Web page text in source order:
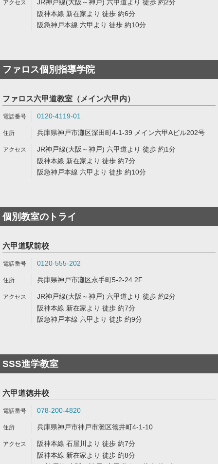
JR神戸線(大阪～神戸) 六甲道より 徒歩 約2分
阪神本線 新在家より 徒歩 約6分
阪急神戸本線 六甲より 徒歩 約10分
ファロス個別指導学院
ファロス六甲道教室（メイン六甲内）
0120-4119-01
兵庫県神戸市灘区深田町4-1-39 メイン六甲Aビル202号
JR神戸線(大阪～神戸) 六甲道より 徒歩 約1分
阪神本線 新在家より 徒歩 約7分
阪急神戸本線 六甲より 徒歩 約10分
個別教室のトライ
六甲道駅前校
0120-555-202
兵庫県神戸市灘区永手町5-2-24 2F
JR神戸線(大阪～神戸) 六甲道より 徒歩 約2分
阪神本線 新在家より 徒歩 約7分
阪急神戸本線 六甲より 徒歩 約9分
SSS進学教室
六甲道徳井校
078-200-4820
兵庫県神戸市神戸市灘区徳井町4-1-10
阪神本線 石屋川より 徒歩 約7分
阪神本線 新在家より 徒歩 約8分